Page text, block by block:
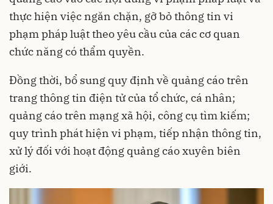
thực hiện việc ngăn chặn, gỡ bỏ thông tin vi
phạm pháp luật theo yêu cầu của các cơ quan
chức năng có thẩm quyền.
Đồng thời, bổ sung quy định về quảng cáo trên
trang thông tin điện tử của tổ chức, cá nhân;
quảng cáo trên mạng xã hội, công cụ tìm kiếm;
quy trình phát hiện vi phạm, tiếp nhận thông tin,
xử lý đối với hoạt động quảng cáo xuyên biên
giới.